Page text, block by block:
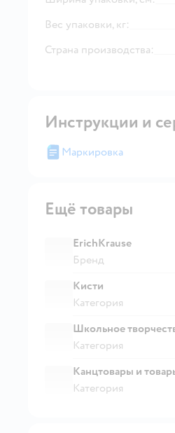
Вес упаковки, кг:
Страна производства:
Инструкции и
Маркировка
Ещё товары
ErichKrause
Бренд
Кисти
Категория
Школьное
Категория
Канцтовары и
Категория